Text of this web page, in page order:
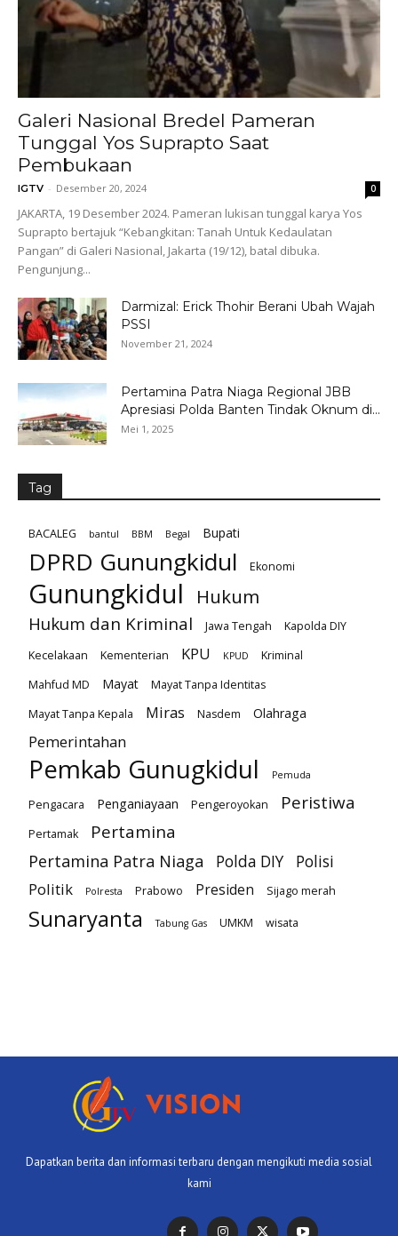
Galeri Nasional Bredel Pameran
Tunggal Yos Suprapto Saat
Pembukaan
IGTV - Desember 20, 2024 0
JAKARTA, 19 Desember 2024. Pameran lukisan tunggal karya Yos
Suprapto bertajuk “Kebangkitan: Tanah Untuk Kedaulatan
Pangan” di Galeri Nasional, Jakarta (19/12), batal dibuka.
Pengunjung...
Darmizal: Erick Thohir Berani Ubah Wajah
PSSI
November 21, 2024
Pertamina Patra Niaga Regional JBB
Apresiasi Polda Banten Tindak Oknum di...
Mei 1, 2025
Tag
BACALEG bantul BBM Begal Bupati
DPRD Gunungkidul Ekonomi
Gunungkidul Hukum
Hukum dan Kriminal Jawa Tengah
Kapolda DIY
Kecelakaan
Kementerian KPU KPUD
Kriminal
Mahfud MD
Mayat
Mayat Tanpa Identitas
Mayat Tanpa Kepala
Miras Nasdem Olahraga
Pemerintahan
Pemkab Gunugkidul Pemuda
Pengacara Penganiayaan Pengeroyokan Peristiwa
Pertamak Pertamina
Pertamina Patra Niaga Polda DIY
Polisi
Politik
Polresta Prabowo Presiden Sijago merah
Sunaryanta Tabung Gas UMKM wisata
Dapatkan berita dan informasi terbaru dengan mengikuti media sosial
kami